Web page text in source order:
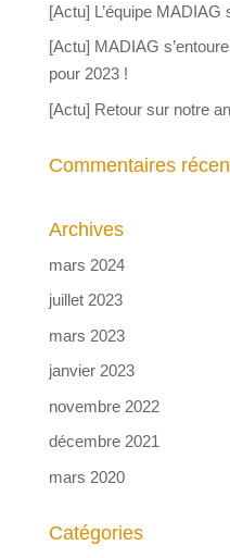
[Actu] L’équipe MADIAG
[Actu] MADIAG
pour 2023 !
[Actu] Retour sur notre
Commentaires
Archives
mars 2024
juillet 2023
mars 2023
janvier 2023
novembre 2022
décembre 2021
mars 2020
Catégories